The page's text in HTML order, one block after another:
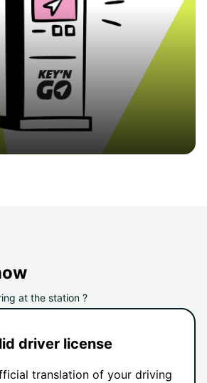
at the station ?
driver license
translation of your driving